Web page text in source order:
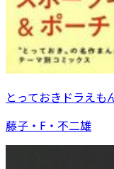
とっておきドラえも
藤子・F・不二雄